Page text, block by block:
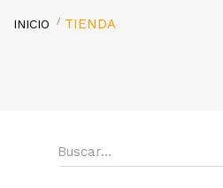
INICIO TIENDA